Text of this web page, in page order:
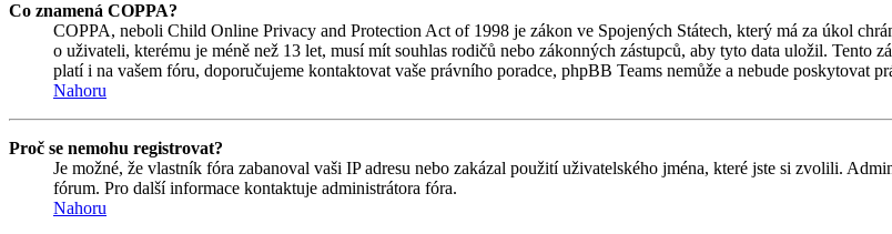
Co znamená COPPA?
COPPA, neboli Child Online Privacy and Protection Act of 1998 je zákon ve Spojených Státech, který má za úkol
o uživateli, kterému je méně než 13 let, musí mít souhlas rodičů nebo zákonných zástupců, aby tyto data uložil.
platí i na vašem fóru, doporučujeme kontaktovat vaše právního poradce, phpBB Teams nemůže a nebude poskytovat
Nahoru
Proč se nemohu registrovat?
Je možné, že vlastník fóra zabanoval vaši IP adresu nebo zakázal použití uživatelského jména, které jste si zvolili.
fórum. Pro další informace kontaktuje administrátora fóra.
Nahoru